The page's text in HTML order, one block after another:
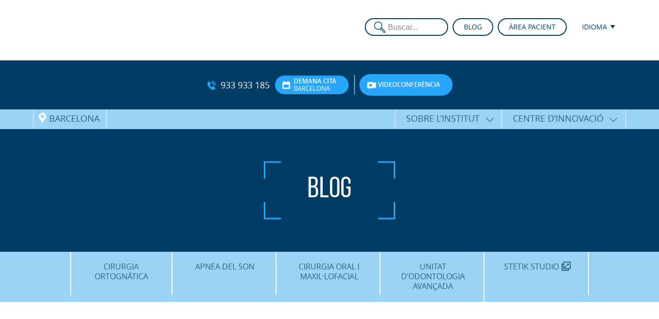
BLOG ÀREA PACIENT IDIOMA
933 933 185
DEMANA CITA
BARCELONA
VIDEOCONFERÈNCIA
BARCELONA SOBRE L’INSTITUT
ON SOM?
CENTRE D’INNOVACIÓ
Blog
CIRURGIA
ORTOGNÁTICA
¿QUÈ ÉS…?
APNEA DEL SON
¿QUÈ ÉS…?
CIRURGIA ORAL I
MAXIL·LOFACIAL
¿QUÈ ÉS…?
UNITAT
D’ODONTOLOGIA
AVANÇADA
STETIK STUDIO